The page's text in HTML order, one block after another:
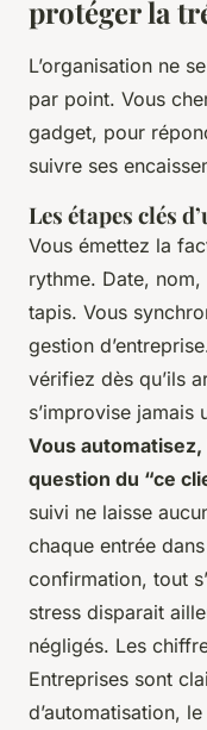
protéger la
L’organisation ne
par point. Vous
gadget, pour
suivre ses
Les étapes clés
Vous émettez la
rythme. Date,
tapis. Vous
gestion
vérifiez dès qu’ils
s’improvise jamais
Vous
question du “ce
suivi ne laisse
chaque entrée
confirmation, tout
stress disparait
négligés. Les
Entreprises sont
d’automatisation,